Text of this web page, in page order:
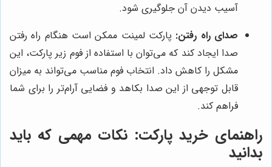
آسیب دیدن آن جلوگیری شود.
صدای راه رفتن: پارکت لمینت ممکن است هنگام راه رفتن
صدا ایجاد کند که می‌توان با استفاده از فوم زیر پارکت، این
مشکل را کاهش داد. انتخاب فوم مناسب می‌تواند به میزان
قابل توجهی از این صدا بکاهد و فضایی آرام‌تر را برای شما
فراهم کند.
راهنمای خرید پارکت: نکات مهمی که باید
بدانید